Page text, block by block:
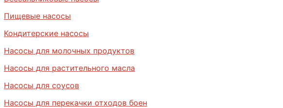
Пищевые насосы
Кондитерские насосы
Насосы для молочных продуктов
Насосы для растительного масла
Насосы для соусов
Насосы для перекачки отходов боен